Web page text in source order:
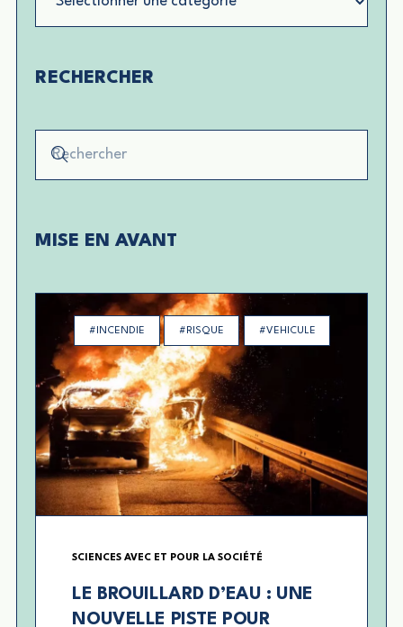
RECHERCHER
MISE EN AVANT
#INCENDIE #RISQUE #VEHICULE
SCIENCES AVEC ET POUR LA SOCIÉTÉ
LE BROUILLARD D’EAU : UNE
NOUVELLE PISTE POUR